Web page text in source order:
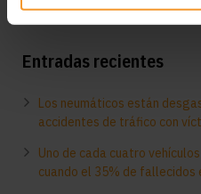
Entradas recientes
Los neumáticos están
accidentes de tráfico con
Uno de cada cuatro
cuando el 35% de fallecidos